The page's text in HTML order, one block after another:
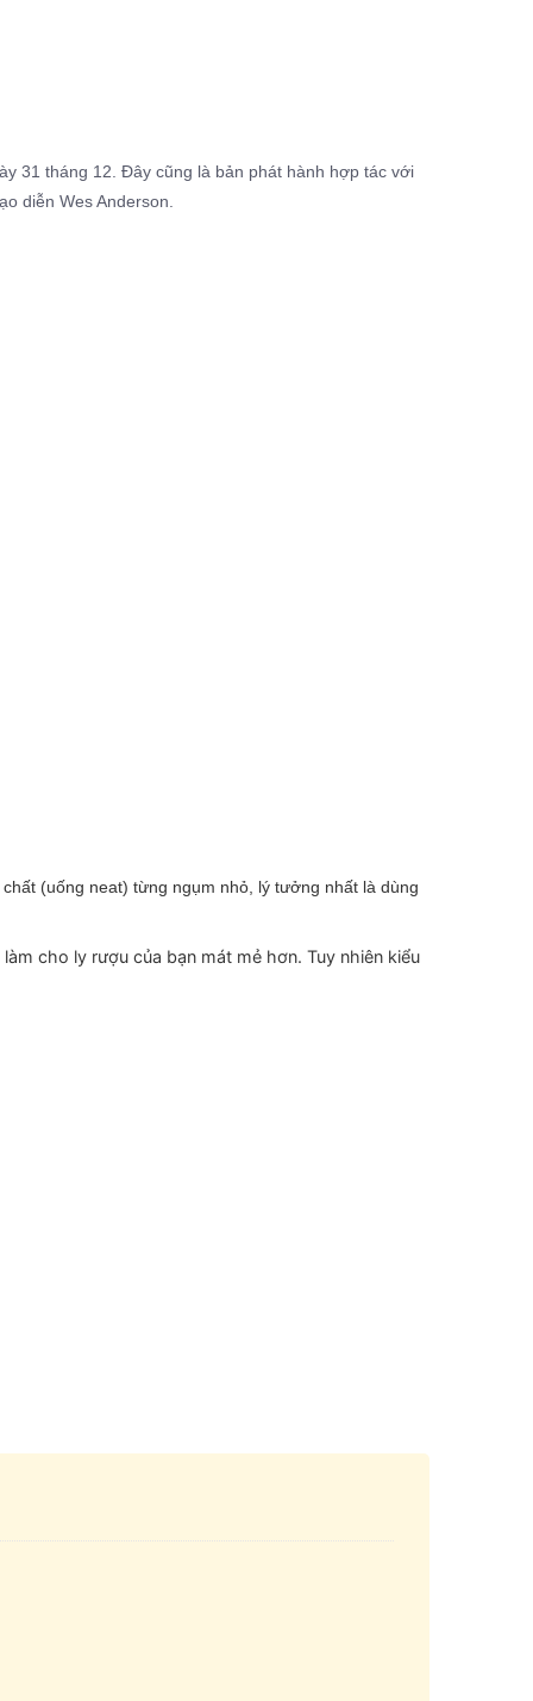
31 tháng 12. Đây cũng là bản phát hành hợp tác với
diễn Wes Anderson.
(uống neat) từng ngụm nhỏ, lý tưởng nhất là dùng
cho ly rượu của bạn mát mẻ hơn. Tuy nhiên kiểu